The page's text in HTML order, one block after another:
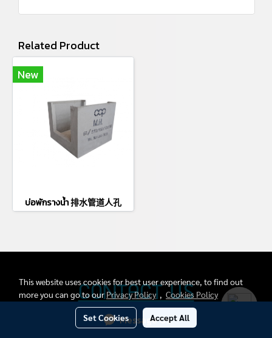
Message Us
Related Product
New
บ่อพักรางน้ำ 排水管道人孔
CONTACT US
บริษัท ซีซีพี เพวิ่งสโตนส์ จำกัด
This website uses cookies for best user experience, to find out
more you can go to our Privacy Policy, Cookies Policy
Set Cookies Accept All